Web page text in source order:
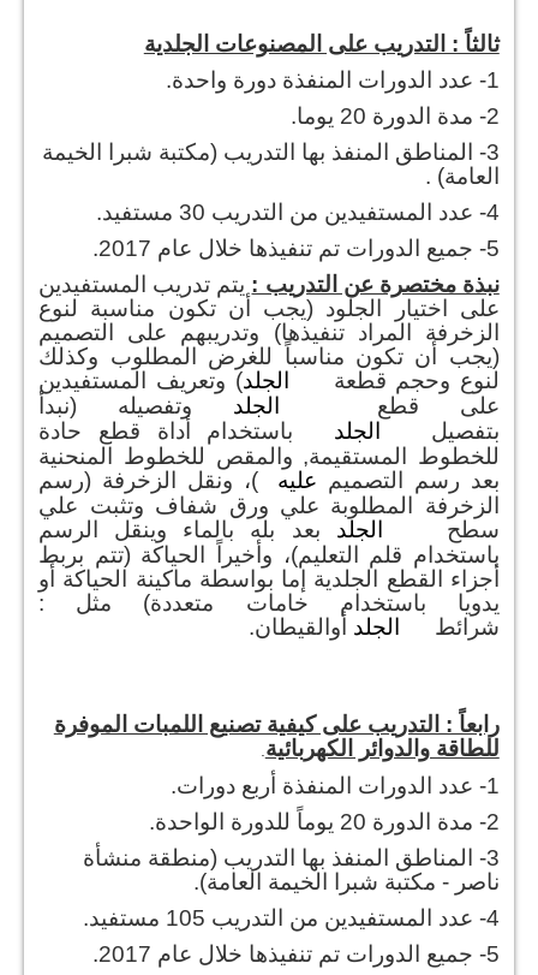
ثالثاً : التدريب على المصنوعات الجلدية
1- عدد الدورات المنفذة دورة واحدة.
2- مدة الدورة 20 يوما.
3- المناطق المنفذ بها التدريب (مكتبة شبرا الخيمة
العامة) .
4- عدد المستفيدين من التدريب 30 مستفيد.
5- جميع الدورات تم تنفيذها خلال عام 2017.
نبذة مختصرة عن التدريب : يتم تدريب المستفيدين
على اختيار الجلود (يجب أن تكون مناسبة لنوع
الزخرفة المراد تنفيذها) وتدريبهم على التصميم
(يجب أن تكون مناسباً للغرض المطلوب وكذلك
لنوع وحجم قطعة
الجلد) وتعريف المستفيدين
على قطع
الجلد وتفصيله (نبدأ
بتفصيل
الجلد
باستخدام أداة قطع حادة
للخطوط المستقيمة, والمقص للخطوط المنحنية
بعد رسم التصميم عليه
)، ونقل الزخرفة (رسم
الزخرفة المطلوبة علي ورق شفاف وتثبت علي
سطح
الجلد بعد بله بالماء وينقل الرسم
باستخدام قلم التعليم)، وأخيراً الحياكة (تتم بربط
أجزاء القطع الجلدية إما بواسطة ماكينة الحياكة أو
يدويا باستخدام خامات متعددة) مثل :
شرائط
الجلد أوالقيطان.
رابعاً : التدريب على كيفية تصنيع اللمبات الموفرة
للطاقة والدوائر الكهربائية
1- عدد الدورات المنفذة أربع دورات.
2- مدة الدورة 20 يوماً للدورة الواحدة.
3- المناطق المنفذ بها التدريب (منطقة منشأة
ناصر - مكتبة شبرا الخيمة العامة).
4- عدد المستفيدين من التدريب 105 مستفيد.
5- جميع الدورات تم تنفيذها خلال عام 2017.